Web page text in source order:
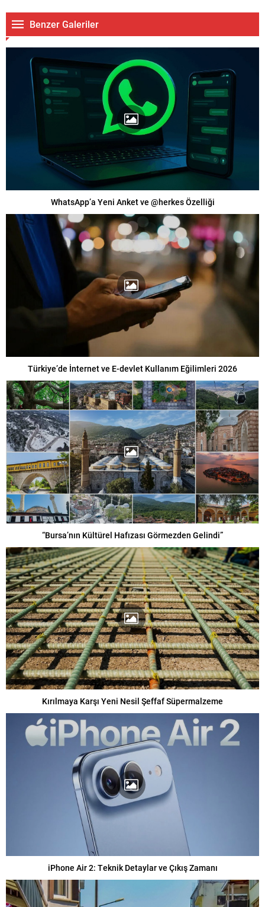
Benzer Galeriler
WhatsApp’a Yeni Anket ve @herkes Özelliği
Türkiye’de İnternet ve E-devlet Kullanım Eğilimleri 2026
“Bursa’nın Kültürel Hafızası Görmezden Gelindi”
Kırılmaya Karşı Yeni Nesil Şeffaf Süpermalzeme
iPhone Air 2: Teknik Detaylar ve Çıkış Zamanı